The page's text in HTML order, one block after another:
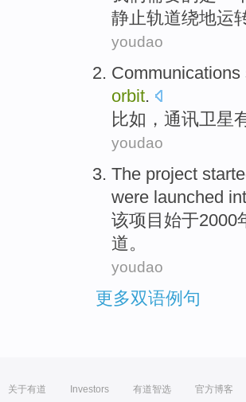
静止轨道绕地运
youdao
Communications
orbit.
比如 ， 通讯卫星
youdao
The project
were launched
该项目始于2000
道。
youdao
更多双语例句
关于有道 Investors 有道智选 官方博客